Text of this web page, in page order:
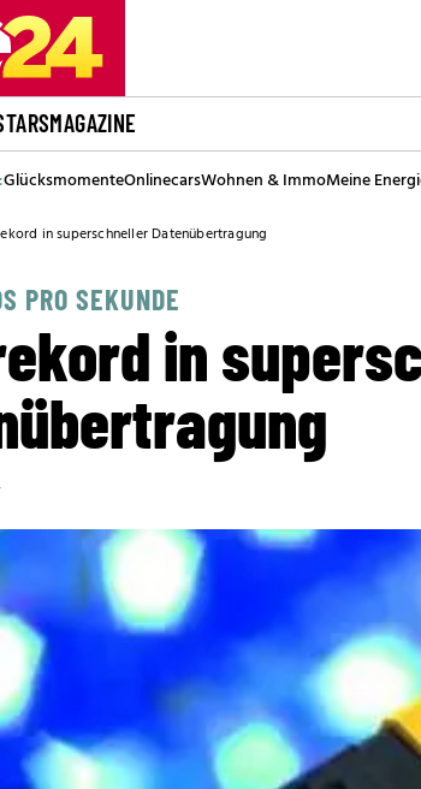
MAGAZINE
GlücksmomenteOnlinecarsWohnen & ImmoMeine
in superschneller Datenübertragung
PRO SEKUNDE
in